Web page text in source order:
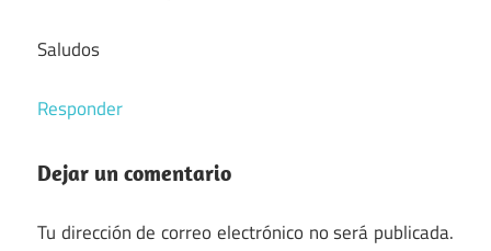
Saludos
Responder
Dejar un comentario
Tu dirección de correo electrónico no será publicada.